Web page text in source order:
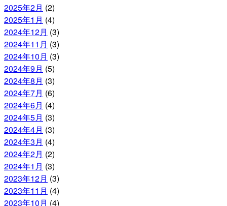
2025年2月 (2)
2025年1月 (4)
2024年12月 (3)
2024年11月 (3)
2024年10月 (3)
2024年9月 (5)
2024年8月 (3)
2024年7月 (6)
2024年6月 (4)
2024年5月 (3)
2024年4月 (3)
2024年3月 (4)
2024年2月 (2)
2024年1月 (3)
2023年12月 (3)
2023年11月 (4)
2023年10月 (4)